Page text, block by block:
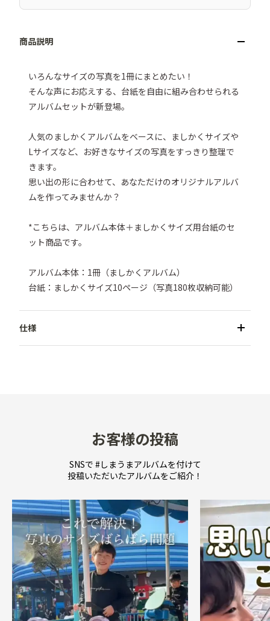
いろんなサイズの写真を1冊にまとめたい！
そんな声にお応えする、台紙を自由に組み合わせられる
アルバムセットが新登場。
人気のましかくアルバムをベースに、ましかくサイズや
Lサイズなど、お好きなサイズの写真をすっきり整理で
きます。
思い出の形に合わせて、あなただけのオリジナルアルバ
ムを作ってみませんか？
*こちらは、アルバム本体＋ましかくサイズ用台紙のセ
ット商品です。
アルバム本体：1冊（ましかくアルバム）
台紙：ましかくサイズ10ページ（写真180枚収納可能）
/ 合計10ページ）、フリーポケット3ページ
※台紙1ページ（両面）で18枚、1パック（5ページ入
り）でましかくサイズ90枚収納。2パックがセットのた
め、180枚収納可能
●推奨枚数／最大28ページまで（本体付属の13ページに
加え、別売台紙3パック（15ページ）の追加を推奨）
アルバム本体：
●収納方式／ポケット式
●本体サイズ／W350×H302×D38mm　重量／約
940g
●材質／リネン、不織布、PP、鉄（※バインダー部分）
お客様の投稿
SNSで #しまうまアルバムを付けて
投稿いただいたアルバムをご紹介！